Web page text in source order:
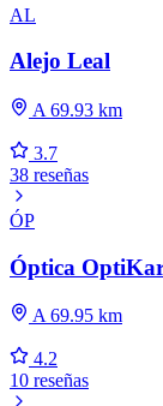
AL
Alejo Leal
A 69.93 km
3.7
38 reseñas
ÓP
Óptica
A 69.95 km
4.2
10 reseñas